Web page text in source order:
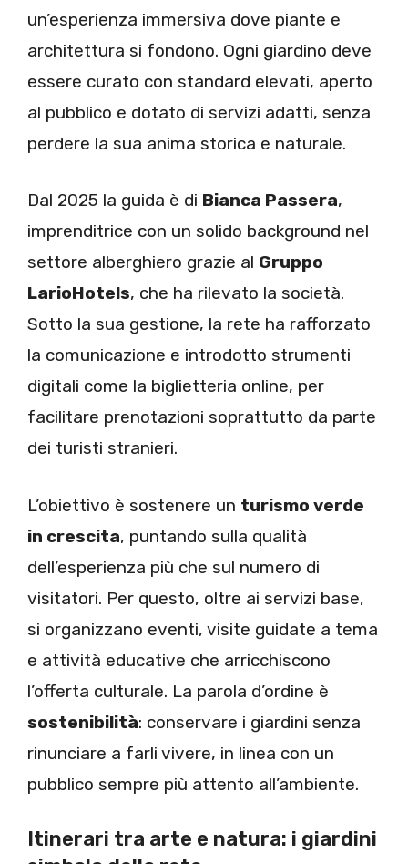
un’esperienza immersiva dove piante e
architettura si fondono. Ogni giardino deve
essere curato con standard elevati, aperto
al pubblico e dotato di servizi adatti, senza
perdere la sua anima storica e naturale.
Dal 2025 la guida è di Bianca Passera,
imprenditrice con un solido background nel
settore alberghiero grazie al Gruppo
LarioHotels, che ha rilevato la società.
Sotto la sua gestione, la rete ha rafforzato
la comunicazione e introdotto strumenti
digitali come la biglietteria online, per
facilitare prenotazioni soprattutto da parte
dei turisti stranieri.
L’obiettivo è sostenere un turismo verde
in crescita, puntando sulla qualità
dell’esperienza più che sul numero di
visitatori. Per questo, oltre ai servizi base,
si organizzano eventi, visite guidate a tema
e attività educative che arricchiscono
l’offerta culturale. La parola d’ordine è
sostenibilità: conservare i giardini senza
rinunciare a farli vivere, in linea con un
pubblico sempre più attento all’ambiente.
Itinerari tra arte e natura: i giardini